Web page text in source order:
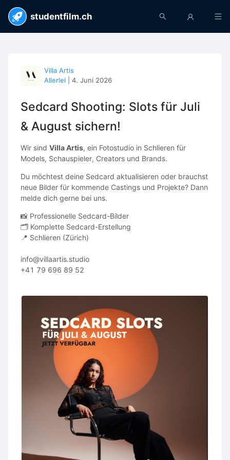
studentfilm.ch
Villa Artis
Allerlei
4. Juni 2026
Sedcard Shooting: Slots für Juli
& August sichern!
Wir sind Villa Artis, ein Fotostudio in Schlieren für
Models, Schauspieler, Creators und Brands.
Du möchtest deine Sedcard aktualisieren oder brauchst
neue Bilder für kommende Castings und Projekte? Dann
melde dich gerne bei uns.
📸 Professionelle Sedcard-Bilder
🗂️ Komplette Sedcard-Erstellung
📍 Schlieren (Zürich)
info@villaartis.studio
+41 79 696 89 52